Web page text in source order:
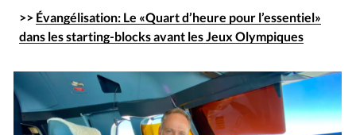
>> Évangélisation: Le «Quart d’heure pour l’essentiel»
dans les starting-blocks avant les Jeux Olympiques